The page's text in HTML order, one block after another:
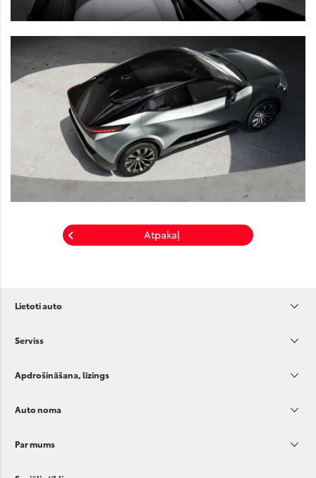
Atpakaļ
Lietoti auto
Serviss
Apdrošināšana, līzings
Auto noma
Par mums